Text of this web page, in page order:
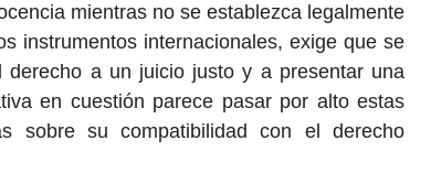
mientras no se establezca legalmente
instrumentos internacionales, exige que se
a un juicio justo y a presentar una
en cuestión parece pasar por alto estas
sobre su compatibilidad con el derecho